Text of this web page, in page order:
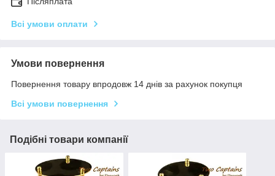
Всі умови оплати
Умови повернення
Повернення товару впродовж 14 днів за рахунок покупця
Всі умови повернення
Подібні товари компанії